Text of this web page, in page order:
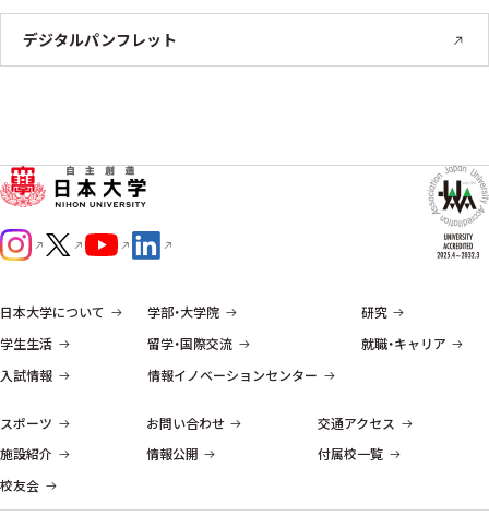
デジタルパンフレット
日本大学について 学部・大学院
研究
学生生活
留学・国際交流
就職・キャリア
入試情報
情報イノベーションセンター
スポーツ お問い合わせ
交通アクセス
施設紹介
情報公開
付属校一覧
校友会